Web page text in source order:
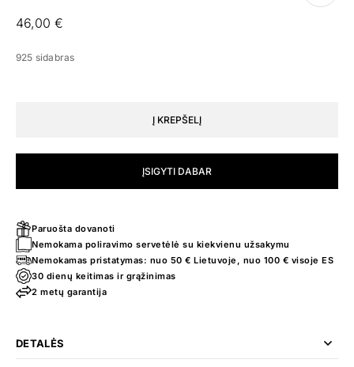
46,00 €
925 sidabras
Į KREPŠELĮ
ĮSIGYTI DABAR
Paruošta dovanoti
Nemokama poliravimo servetėlė su kiekvienu užsakymu
Nemokamas pristatymas: nuo 50 € Lietuvoje, nuo 100 € visoje ES
30 dienų keitimas ir grąžinimas
2 metų garantija
DETALĖS